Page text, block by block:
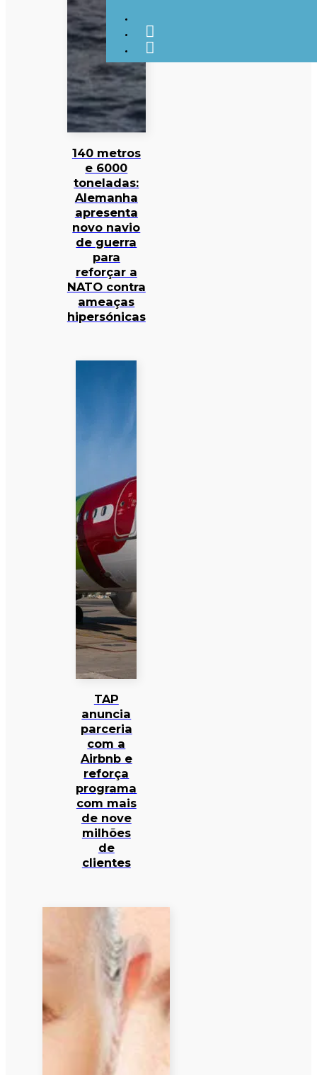
140 metros
e 6000
toneladas:
Alemanha
apresenta
novo navio
de guerra
para
reforçar a
NATO contra
ameaças
hipersónicas
TAP
anuncia
parceria
com a
Airbnb e
reforça
programa
com mais
de nove
milhões
de
clientes